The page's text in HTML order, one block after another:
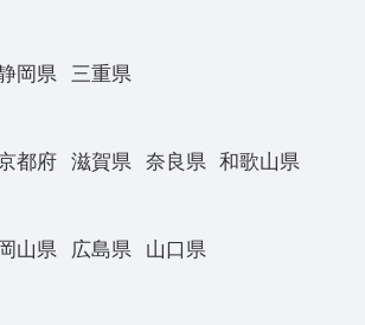
岡県 三重県
都府 滋賀県 奈良県 和歌山県
岡山県 広島県 山口県